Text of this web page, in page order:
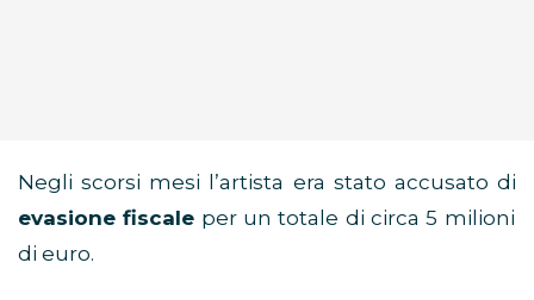
Negli scorsi mesi l’artista era stato accusato di
evasione fiscale per un totale di circa 5 milioni
di euro.